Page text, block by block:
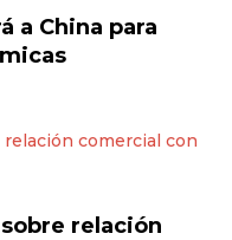
a China para
relación